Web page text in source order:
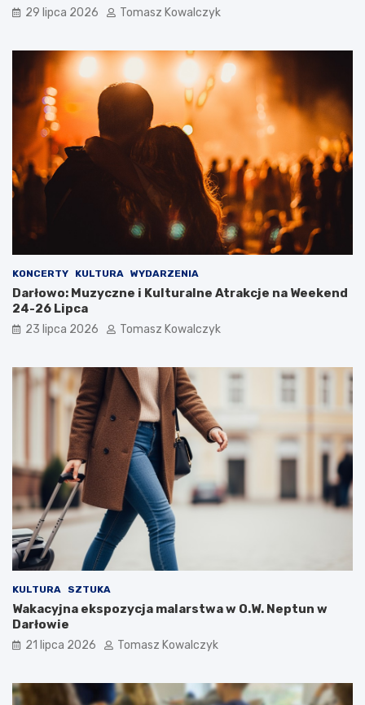
29 lipca 2026 Tomasz Kowalczyk
KONCERTY KULTURA WYDARZENIA
Darłowo: Muzyczne i Kulturalne Atrakcje na Weekend
24-26 Lipca
23 lipca 2026 Tomasz Kowalczyk
KULTURA SZTUKA
Wakacyjna ekspozycja malarstwa w O.W. Neptun w
Darłowie
21 lipca 2026 Tomasz Kowalczyk